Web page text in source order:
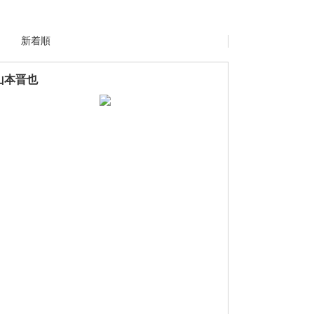
新着順
本晋也